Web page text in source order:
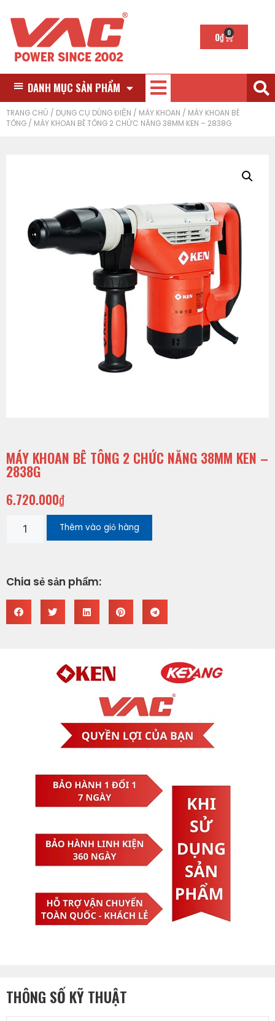
0₫ 0
DANH MỤC SẢN PHẨM
TRANG CHỦ / DỤNG CỤ DÙNG ĐIỆN / MÁY KHOAN / MÁY KHOAN BÊ
TÔNG / MÁY KHOAN BÊ TÔNG 2 CHỨC NĂNG 38MM KEN – 2838G
MÁY KHOAN BÊ TÔNG 2 CHỨC NĂNG 38MM KEN –
2838G
6.720.000₫
Thêm vào giỏ hàng
Chia sẻ sản phẩm:
THÔNG SỐ KỸ THUẬT